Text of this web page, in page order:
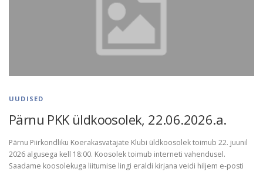
e
d
UUDISED
Pärnu PKK üldkoosolek, 22.06.2026.a.
Pärnu Piirkondliku Koerakasvatajate Klubi üldkoosolek toimub 22. juunil
2026 algusega kell 18:00. Koosolek toimub interneti vahendusel.
Saadame koosolekuga liitumise lingi eraldi kirjana veidi hiljem e-posti